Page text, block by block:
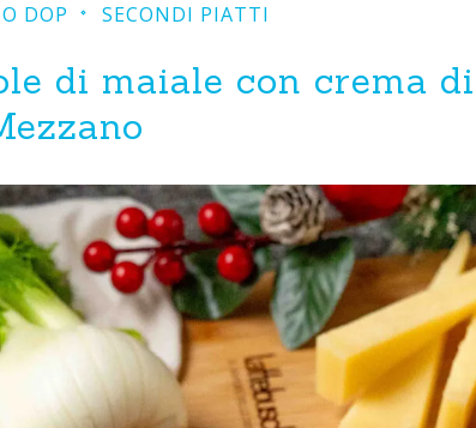
DOP SECONDI PIATTI
di maiale con crema